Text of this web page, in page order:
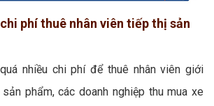
phí thuê nhân viên tiếp thị sản
nhiều chi phí để thuê nhân viên giới
phẩm, các doanh nghiệp thu mua xe